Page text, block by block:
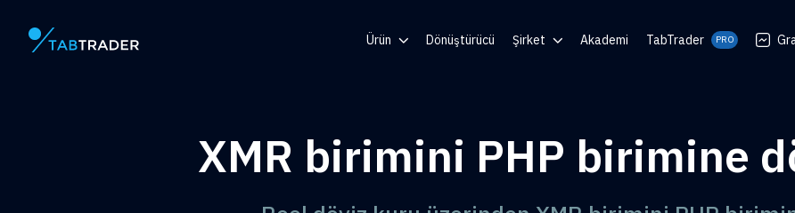
Ana Sayfa Ürün
QR Oluşturucu
Dönüştürücü Şirket Akademi TabTrader PRO
XMR birimini PHP birimine